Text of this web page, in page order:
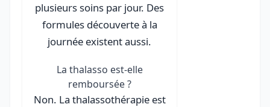
plusieurs soins par jour. Des
formules découverte à la
journée existent aussi.
La thalasso est-elle
remboursée ?
Non. La thalassothérapie est